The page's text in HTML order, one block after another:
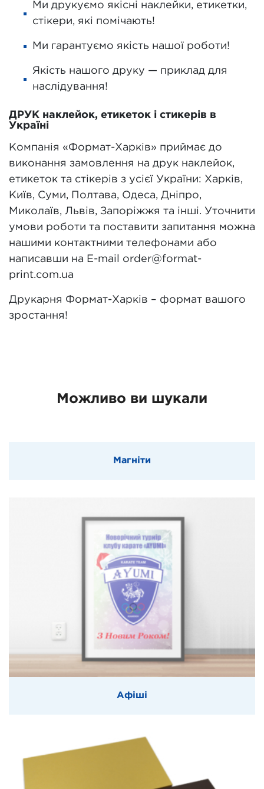
Ми друкуємо якісні наклейки, етикетки,
стікери, які помічають!
Ми гарантуємо якість нашої роботи!
Якість нашого друку — приклад для
наслідування!
ДРУК наклейок, етикеток і стикерів в
Україні
Компанія «Формат-Харків» приймає до
виконання замовлення на друк наклейок,
етикеток та стікерів з усієї України: Харків,
Київ, Суми, Полтава, Одеса, Дніпро,
Миколаїв, Львів, Запоріжжя та інші. Уточнити
умови роботи та поставити запитання можна
нашими контактними телефонами або
написавши на E-mail order@format-
print.com.ua
Друкарня Формат-Харків – формат вашого
зростання!
Можливо ви шукали
Магніти
Афіші